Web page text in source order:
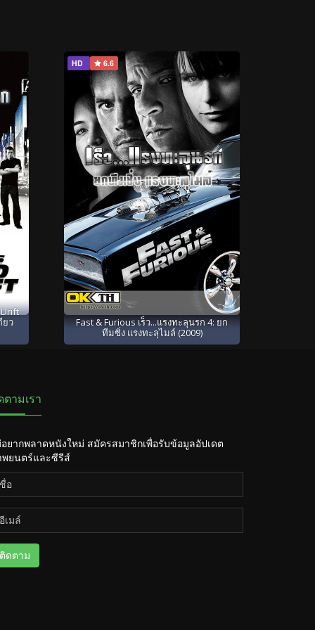
ยว
HD 6.6
Fast & Furious เร็ว...แรงทะลุนรก 4: ยก
ทีมซิ่ง แรงทะลุไมล์ (2009)
ตามเรา
ยากพลาดหนังใหม่ สมัครสมาชิกเพื่อรับข้อมูลอัปเดต
พยนตร์และซีรีส์
ติดตาม